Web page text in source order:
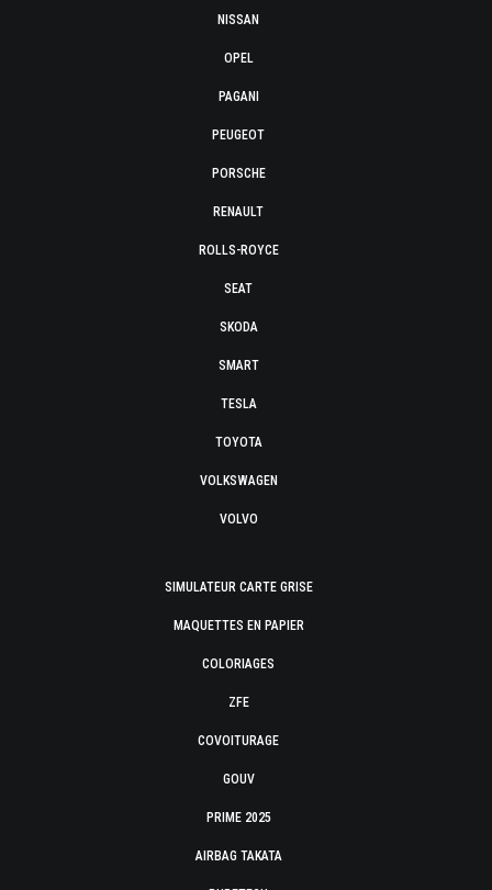
NISSAN
OPEL
PAGANI
PEUGEOT
PORSCHE
RENAULT
ROLLS-ROYCE
SEAT
SKODA
SMART
TESLA
TOYOTA
VOLKSWAGEN
VOLVO
SIMULATEUR CARTE GRISE
MAQUETTES EN PAPIER
COLORIAGES
ZFE
COVOITURAGE
GOUV
PRIME 2025
AIRBAG TAKATA